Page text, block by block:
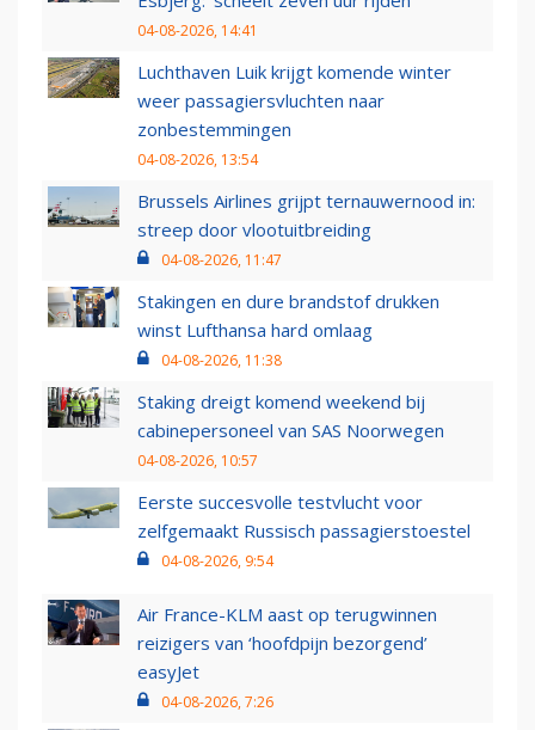
04-08-2026, 14:41
Luchthaven Luik krijgt komende winter
weer passagiersvluchten naar
zonbestemmingen
04-08-2026, 13:54
Brussels Airlines grijpt ternauwernood in:
streep door vlootuitbreiding
04-08-2026, 11:47
Stakingen en dure brandstof drukken
winst Lufthansa hard omlaag
04-08-2026, 11:38
Staking dreigt komend weekend bij
cabinepersoneel van SAS Noorwegen
04-08-2026, 10:57
Eerste succesvolle testvlucht voor
zelfgemaakt Russisch passagierstoestel
04-08-2026, 9:54
Air France-KLM aast op terugwinnen
reizigers van ‘hoofdpijn bezorgend’
easyJet
04-08-2026, 7:26